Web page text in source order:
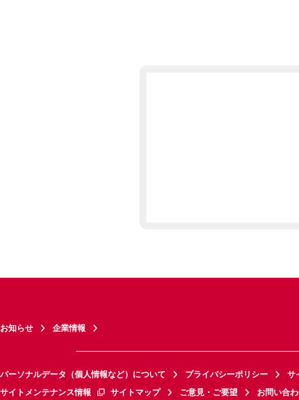
お知らせ 企業情報
パーソナルデータ（個人情報など）について プライバシーポリシー サ
サイトメンテナンス情報
サイトマップ ご意見・ご要望 お問い合